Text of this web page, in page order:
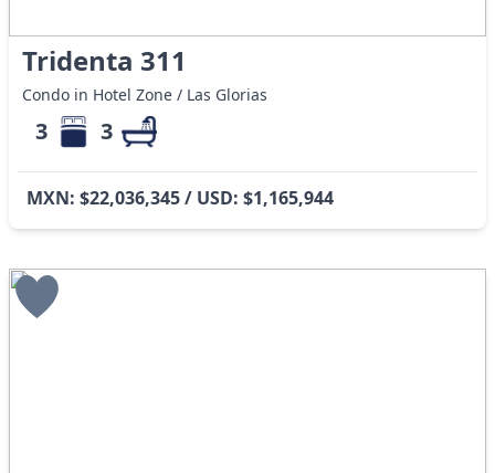
Tridenta 311
Condo in Hotel Zone / Las Glorias
3 3
MXN: $22,036,345 / USD: $1,165,944